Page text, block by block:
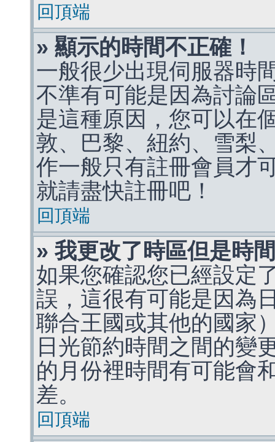
回頂端
» 顯示的時間不正確！
一般很少出現伺服器時
不準有可能是因為討論
是這種原因，您可以在
敦、巴黎、紐約、雪梨
作一般只有註冊會員才
就請盡快註冊吧！
回頂端
» 我更改了時區但是時
如果您確認您已經設定
誤，這很有可能是因為
聯合王國或其他的國家
日光節約時間之間的變
的月份裡時間有可能會
差。
回頂端